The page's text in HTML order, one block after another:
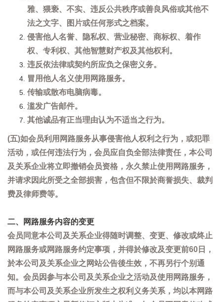
雅、猥亵、不实、违反公共秩序或善良风俗或其他不
法之文字、图片或任何形式之档案。
侵害他人名誉、隐私权、营业秘密、商标权、着作
权、专利权、其他智慧财产权及其他权利。
违反依法律或契约所应负之保密义务。
冒用他人名义使用网路服务。
传输或散布电脑病毒。
滥发广告邮件。
其他诚品有正当理由认为不适当之行为。
(五)如会员利用网路服务从事侵害他人权利之行为，或犯罪
活动，或任何违法行为，会员应自负全部法律责任，本公司
及关系企业将立即撤销会员资格，永久禁止使用网路服务，
并请求因此所受之全部损害，包含但不限於商誉损失、裁判
费及律师费等。
二、网路服务内容的变更
会员同意本公司及关系企业得随时调整、变更、修改或终止
网路服务或网路服务约定事项，并得於修改及变更前60日，
於本公司及关系企业之网站公告後生效，不再另行个别通
知。会员因参与本公司及关系企业之活动及使用网路服务，
而与本公司及关系企业所发生之权利义务关系，均以本网路